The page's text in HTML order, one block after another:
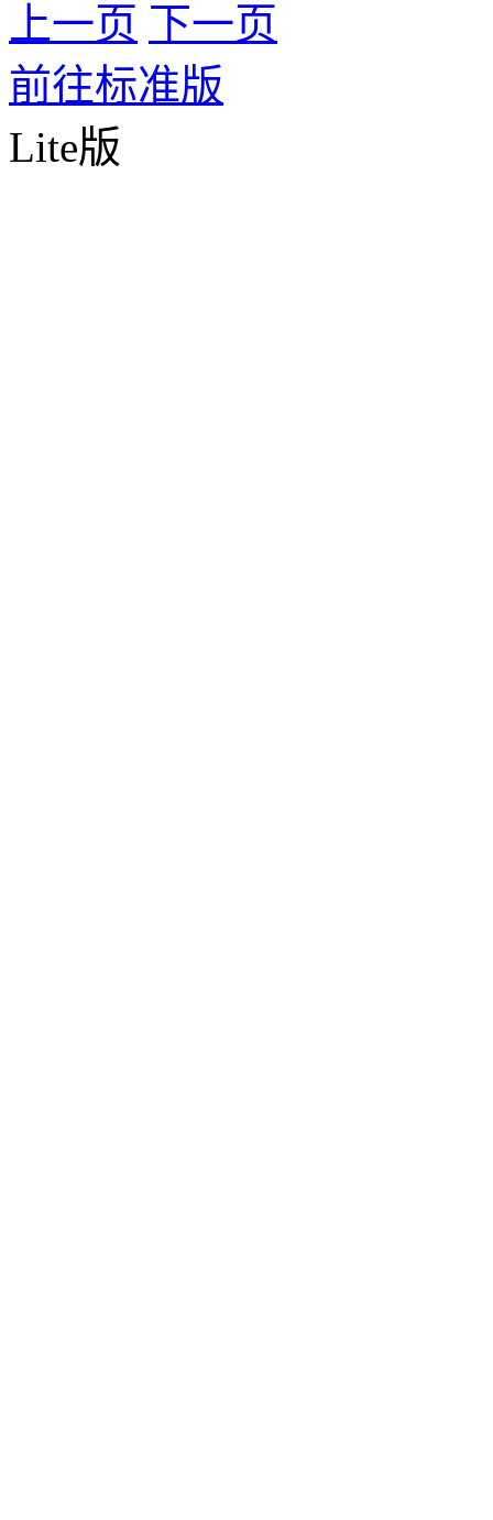
上一页 下一页
前往标准版
Lite版